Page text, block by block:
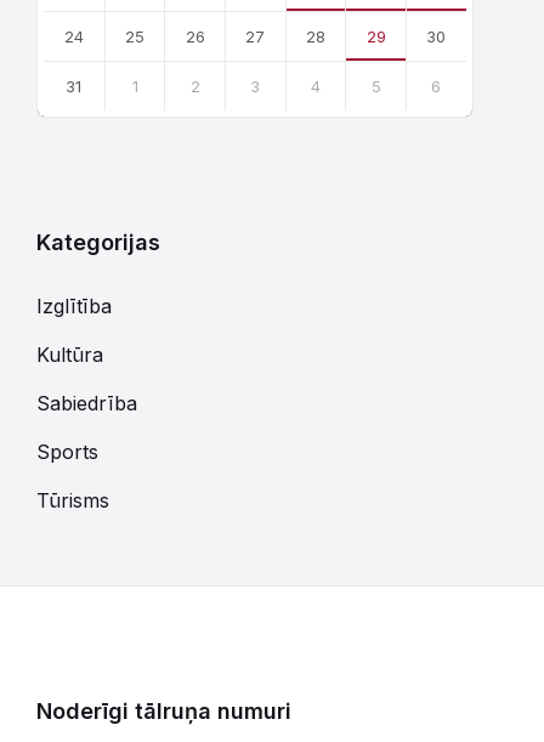
24 25 26 27 28 29 30
31 1 2 3 4 5 6
Kategorijas
Izglītība
Kultūra
Sabiedrība
Sports
Tūrisms
Noderīgi tālruņa numuri